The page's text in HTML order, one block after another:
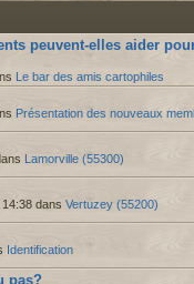
peuvent-elles aider
Le bar des amis cartophiles
Présentation des nouveaux
Lamorville (55300)
dans Vertuzey (55200)
Identification
pas?